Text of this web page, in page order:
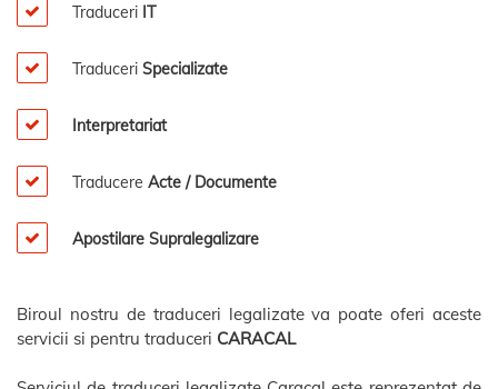
Traduceri IT
Traduceri Specializate
Interpretariat
Traducere Acte / Documente
Apostilare Supralegalizare
Biroul nostru de traduceri legalizate va poate oferi aceste
servicii si pentru traduceri CARACAL